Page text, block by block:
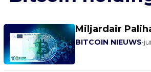
Miljardair
BITCOIN NIEUWS•